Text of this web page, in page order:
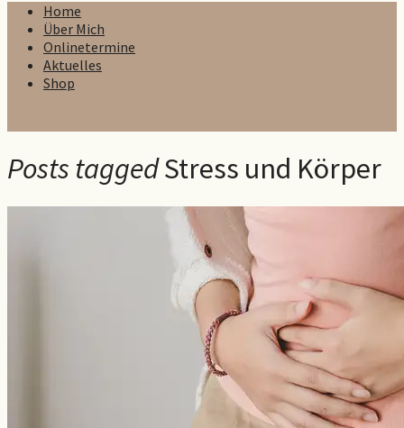
Home
Über Mich
Onlinetermine
Aktuelles
Shop
Posts taggedStress und Körper